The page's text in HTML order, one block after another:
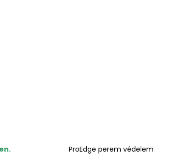
ProEdge perem védelem